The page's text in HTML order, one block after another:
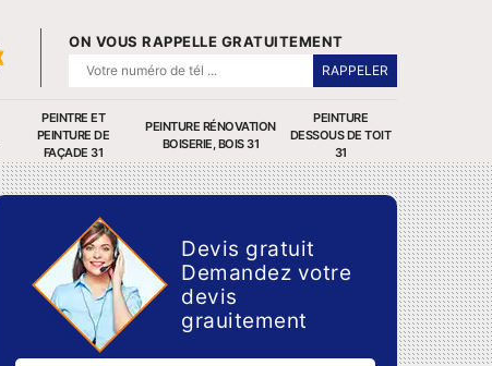
ON VOUS RAPPELLE GRATUITEMENT
PEINTRE ET
PEINTURE DE
FAÇADE 31
PEINTURE RÉNOVATION
BOISERIE, BOIS 31
PEINTURE
DESSOUS DE TOIT
31
Devis gratuit
Demandez votre
devis
grauitement